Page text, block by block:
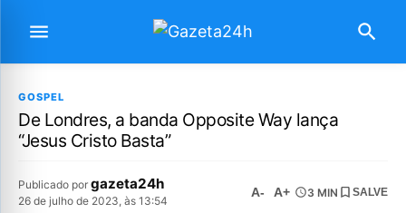
GOSPEL
De Londres, a banda Opposite Way lança
“Jesus Cristo Basta”
Publicado por gazeta24h
26 de julho de 2023, às 13:54
A- A+ 3 MIN SALVE